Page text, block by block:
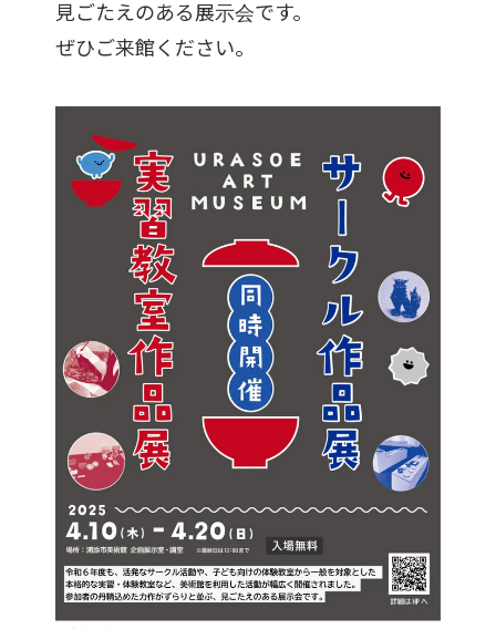
見ごたえのある展示会です。
ぜひご来館ください。